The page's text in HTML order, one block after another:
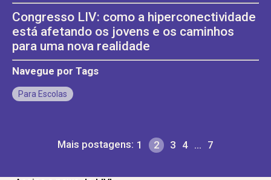
Congresso LIV: como a hiperconectividade
está afetando os jovens e os caminhos
para uma nova realidade
Navegue por Tags
Para Escolas
Mais postagens: 1 2 3 4 … 7